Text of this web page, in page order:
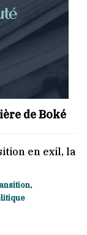
de Boké
en exil, la